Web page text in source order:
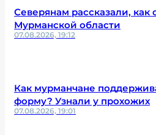
Северянам рассказали, как
Мурманской области
07.08.2026, 19:12
Как мурманчане
форму? Узнали у прохожих
07.08.2026, 19:01